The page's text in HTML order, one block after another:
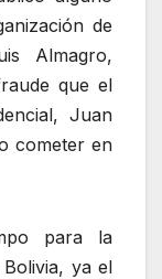
de
Almagro,
que el
Juan
cometer en
para la
ya el